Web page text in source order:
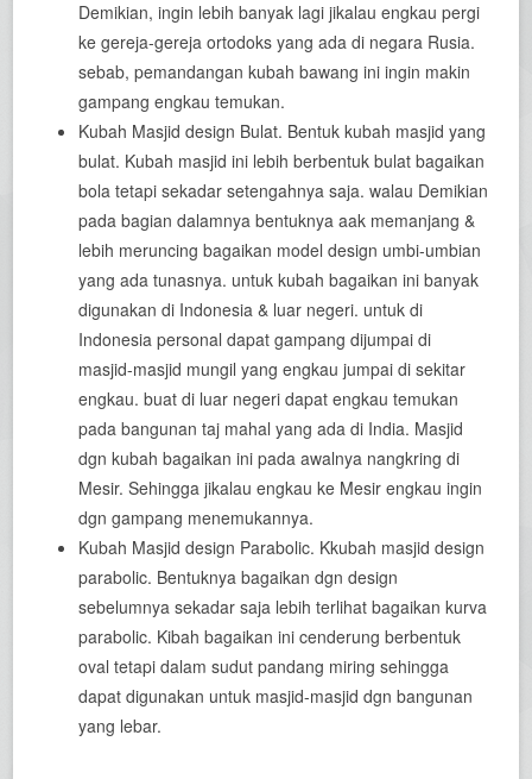
Demikian, ingin lebih banyak lagi jikalau engkau pergi
ke gereja-gereja ortodoks yang ada di negara Rusia.
sebab, pemandangan kubah bawang ini ingin makin
gampang engkau temukan.
Kubah Masjid design Bulat. Bentuk kubah masjid yang
bulat. Kubah masjid ini lebih berbentuk bulat bagaikan
bola tetapi sekadar setengahnya saja. walau Demikian
pada bagian dalamnya bentuknya aak memanjang &
lebih meruncing bagaikan model design umbi-umbian
yang ada tunasnya. untuk kubah bagaikan ini banyak
digunakan di Indonesia & luar negeri. untuk di
Indonesia personal dapat gampang dijumpai di
masjid-masjid mungil yang engkau jumpai di sekitar
engkau. buat di luar negeri dapat engkau temukan
pada bangunan taj mahal yang ada di India. Masjid
dgn kubah bagaikan ini pada awalnya nangkring di
Mesir. Sehingga jikalau engkau ke Mesir engkau ingin
dgn gampang menemukannya.
Kubah Masjid design Parabolic. Kkubah masjid design
parabolic. Bentuknya bagaikan dgn design
sebelumnya sekadar saja lebih terlihat bagaikan kurva
parabolic. Kibah bagaikan ini cenderung berbentuk
oval tetapi dalam sudut pandang miring sehingga
dapat digunakan untuk masjid-masjid dgn bangunan
yang lebar.